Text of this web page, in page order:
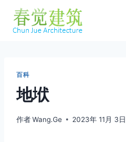
百科
地垘
作者Wang.Ge 2023年 11月 3日